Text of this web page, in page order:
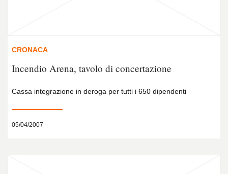
CRONACA
Incendio Arena, tavolo di concertazione
Cassa integrazione in deroga per tutti i 650 dipendenti
05/04/2007